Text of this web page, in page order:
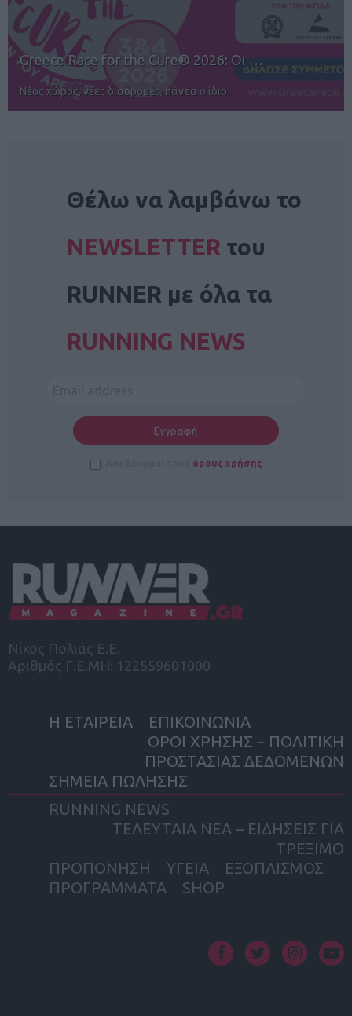
Greece Race for the Cure® 2026: Οι …
Νέος χώρος, νέες διαδρομές, πάντα ο ίδιο…
Θέλω να λαμβάνω το
NEWSLETTER του
RUNNER με όλα τα
RUNNING NEWS
όρους χρήσης
Νίκος Πολιάς Ε.Ε.
Αριθμός Γ.Ε.ΜΗ: 122559601000
Η ΕΤΑΙΡΕΙΑ
ΕΠΙΚΟΙΝΩΝΙΑ
ΟΡΟΙ ΧΡΗΣΗΣ – ΠΟΛΙΤΙΚΗ
ΠΡΟΣΤΑΣΙΑΣ ΔΕΔΟΜΕΝΩΝ
ΣΗΜΕΙΑ ΠΩΛΗΣΗΣ
RUNNING NEWS
ΤΕΛΕΥΤΑΙΑ ΝΕΑ – ΕΙΔΗΣΕΙΣ ΓΙΑ
ΤΡΕΞΙΜΟ
ΠΡΟΠΟΝΗΣΗ
ΥΓΕΙΑ
ΕΞΟΠΛΙΣΜΟΣ
ΠΡΟΓΡΑΜΜΑΤΑ
SHOP